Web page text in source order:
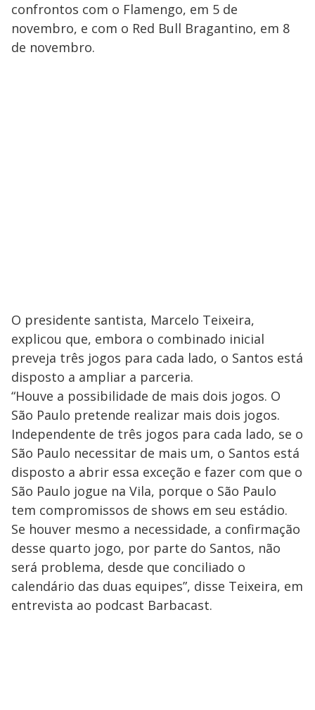
confrontos com o Flamengo, em 5 de
novembro, e com o Red Bull Bragantino, em 8
de novembro.
O presidente santista, Marcelo Teixeira,
explicou que, embora o combinado inicial
preveja três jogos para cada lado, o Santos está
disposto a ampliar a parceria.
“Houve a possibilidade de mais dois jogos. O
São Paulo pretende realizar mais dois jogos.
Independente de três jogos para cada lado, se o
São Paulo necessitar de mais um, o Santos está
disposto a abrir essa exceção e fazer com que o
São Paulo jogue na Vila, porque o São Paulo
tem compromissos de shows em seu estádio.
Se houver mesmo a necessidade, a confirmação
desse quarto jogo, por parte do Santos, não
será problema, desde que conciliado o
calendário das duas equipes”, disse Teixeira, em
entrevista ao podcast Barbacast.